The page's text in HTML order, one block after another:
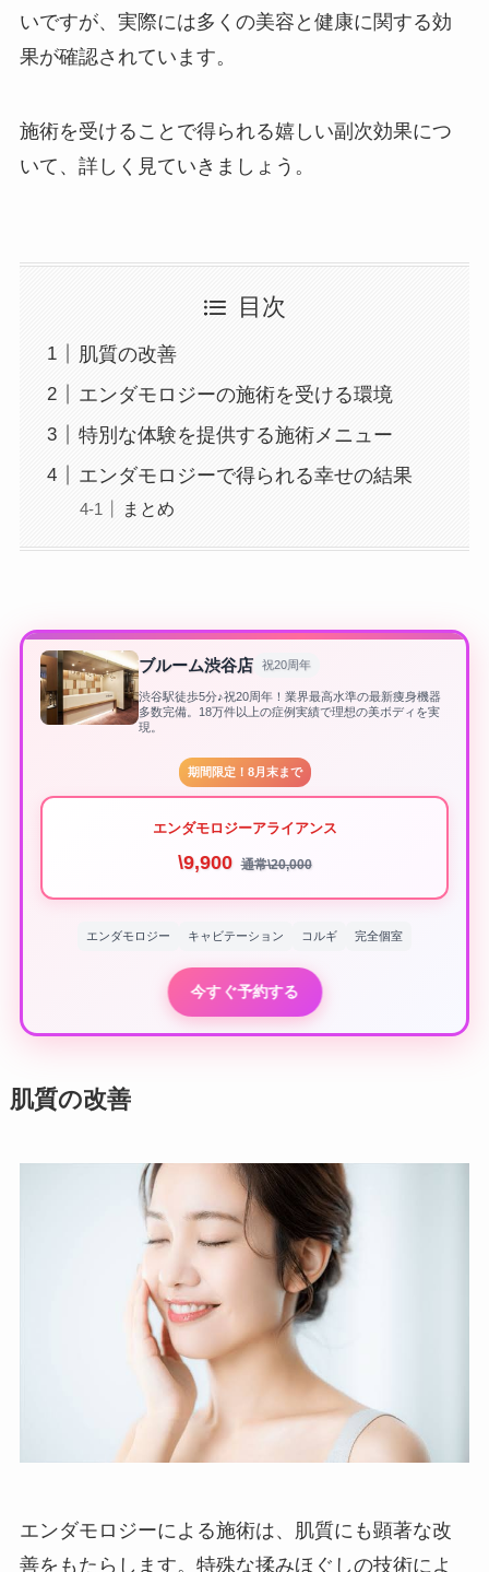
いですが、実際には多くの美容と健康に関する効
果が確認されています。
施術を受けることで得られる嬉しい副次効果につ
いて、詳しく見ていきましょう。
目次
肌質の改善
エンダモロジーの施術を受ける環境
特別な体験を提供する施術メニュー
エンダモロジーで得られる幸せの結果
まとめ
ブルーム渋谷店 祝20周年
渋谷駅徒歩5分♪祝20周年！業界最高水準の最新痩身機器
多数完備。18万件以上の症例実績で理想の美ボディを実
現。
期間限定！8月末まで
エンダモロジーアライアンス
\9,900 通常\20,000
エンダモロジー キャビテーション コルギ 完全個室
今すぐ予約する
肌質の改善
エンダモロジーによる施術は、肌質にも顕著な改
善をもたらします。特殊な揉みほぐしの技術によ